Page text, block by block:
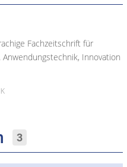
Fachzeitschrift für
Innovation
3